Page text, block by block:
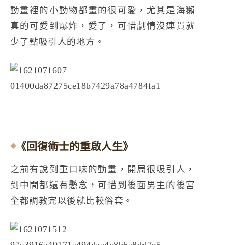
動畫裡的小動物都畫的很可愛，尤其是海獺
真的可愛到爆炸，愛了，可惜劇情沒連貫就
少了點吸引人的地方。
《回復術士的重啟人生》
之前有說到重口味的動畫，開局很吸引人，
到中間都還有懸念，可惜到後面男主的後宮
全都調教完以後就比較俗套。